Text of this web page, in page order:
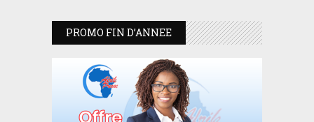
PROMO FIN D’ANNEE